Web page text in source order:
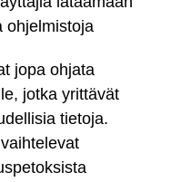
ohjelmistoja
jopa ohjata
jotka yrittävät
tietoja.